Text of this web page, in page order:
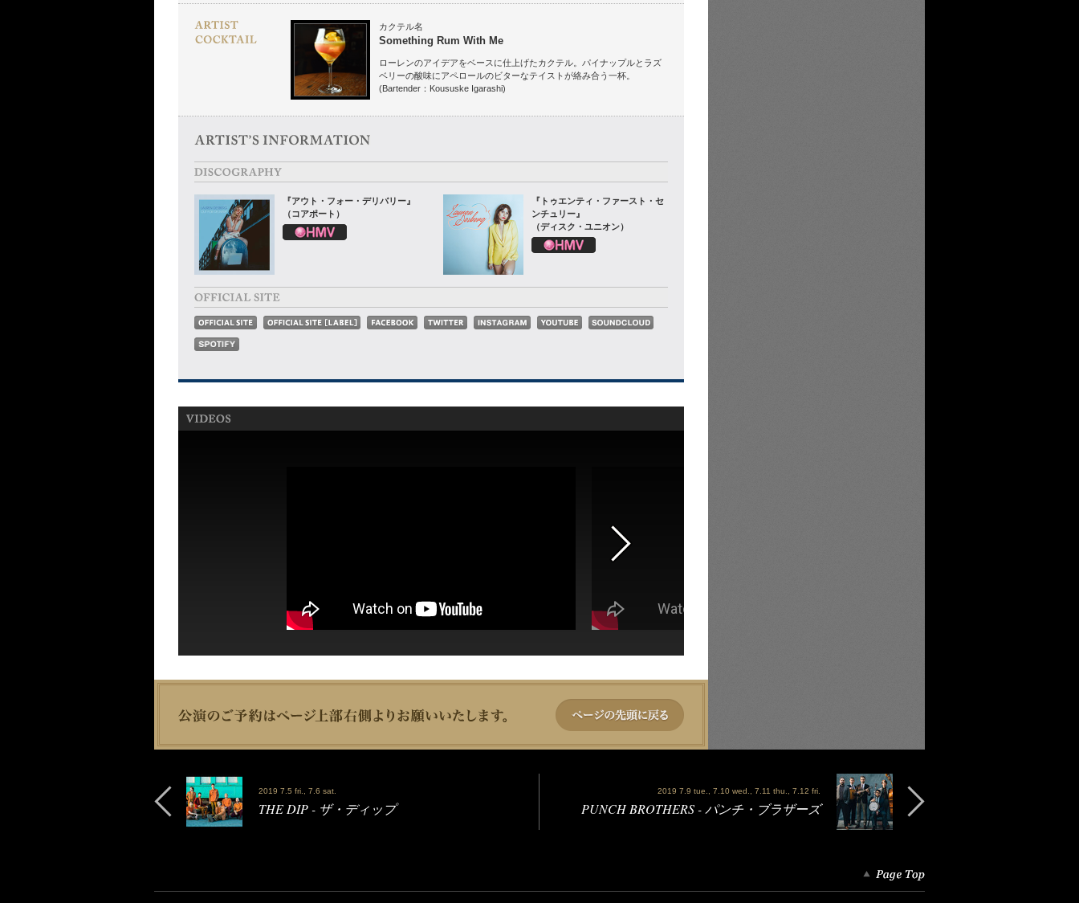
カクテル名
Something Rum With Me
ローレンのアイデアをベースに仕上げたカクテル。パイナップルとラズ
ベリーの酸味にアペロールのビターなテイストが絡み合う一杯。
(Bartender：Koususke Igarashi)
『アウト・フォー・デリバリー』
（コアポート）
『トゥエンティ・ファースト・セ
ンチュリー』
（ディスク・ユニオン）
2019 7.5 fri., 7.6 sat.
THE DIP - ザ・ディップ
2019 7.9 tue., 7.10 wed., 7.11 thu., 7.12 fri.
PUNCH BROTHERS - パンチ・ブラザーズ